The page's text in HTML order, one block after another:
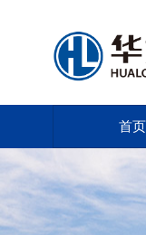
首页
首页